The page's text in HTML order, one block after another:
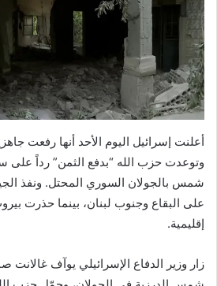
أعلنت إسرائيل اليوم الأحد أنها رفعت
وتوعدت حزب الله “بدفع الثمن” رداً
شمس بالجولان السوري المحتل. ونفذ
على البقاع وجنوب لبنان، بينما حذرت
إقليمية.
زار وزير الدفاع الإسرائيلي يوآف غالانت